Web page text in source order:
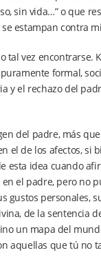
sin vida…” o que
estampan contra
vez encontrarse.
formal,
y el rechazo del
del padre, más
el de los afectos, si
esta idea cuando
el padre, pero no
gustos personales,
de la sentencia
un mapa del
aquellas que tú no